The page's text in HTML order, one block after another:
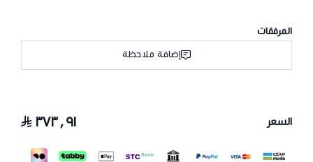
المرفقات
إضافة ملاحظة
السعر ٣٧٣٫٩١